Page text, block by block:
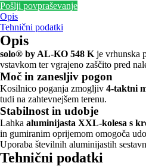
Pošlji povpraševanje
Opis
Tehnični podatki
Opis
solo® by AL-KO 548 K je vrhunska
vstavkom ter vgrajeno zaščito pred
Moč in zanesljiv pogon
Kosilnico poganja zmogljiv 4-taktni
tudi na zahtevnejšem terenu.
Stabilnost in udobje
Lahka aluminijasta XXL-kolesa s
in gumiranim oprijemom omogoča
Uporaba številnih aluminijastih
Tehnični podatki